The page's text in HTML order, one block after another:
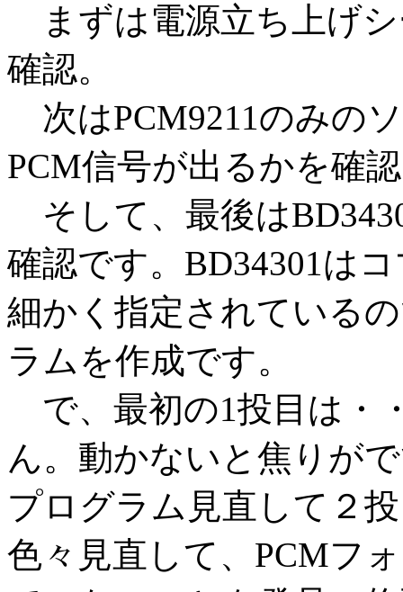
まずは電源立ち上げ
確認。
次はPCM9211のみの
PCM信号が出るかを確
そして、最後は
確認です。BD34301は
細かく指定されている
ラムを作成です。
で、最初の1投目は・
ん。動かないと焦りが
プログラム見直して２
色々見直して、PCMフ